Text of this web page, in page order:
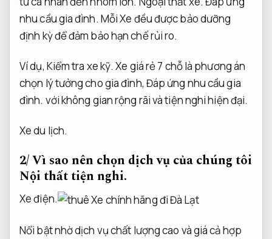
nhu cầu gia đình. Mỗi Xe đều được bảo dưỡng
định kỳ để đảm bảo hạn chế rủi ro.
Ví dụ, Kiểm tra xe kỹ. Xe giá rẻ 7 chỗ là phương án
chọn lý tưởng cho gia đình, Đáp ứng nhu cầu gia
đình. với không gian rộng rãi và tiện nghi hiện đại.
Xe du lịch.
2/ Vì sao nên chọn dịch vụ của chúng tôi
Nội thất tiện nghi.
Xe điện.
Nổi bật nhờ dịch vụ chất lượng cao và giá cả hợp